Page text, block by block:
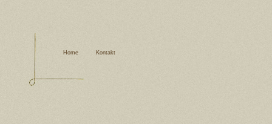
Home Kontakt